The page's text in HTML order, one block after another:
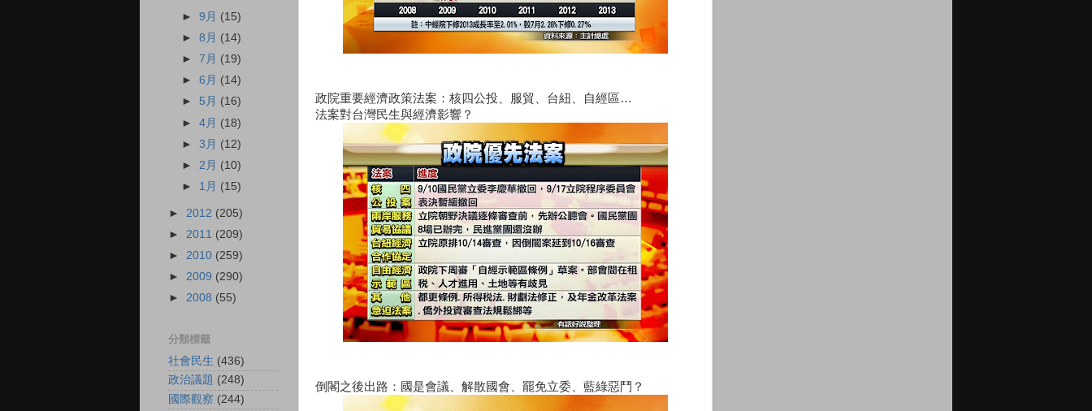
政院重要經濟政策法案：核四公投、服貿、台紐、自經區…
法案對台灣民生與經濟影響？
倒閣之後出路：國是會議、解散國會、罷免立委、藍綠惡鬥？
►9月 (15)
►8月 (14)
►7月 (19)
►6月 (14)
► 5月 (16)
►4月 (18)
►3月 (12)
► 2月 (10)
► 1月 (15)
► 2012 (205)
► 2011 (209)
► 2010 (259)
► 2009 (290)
► 2008 (55)
分類標籤
社會民生 (436)
政治議題 (248)
國際觀察 (244)